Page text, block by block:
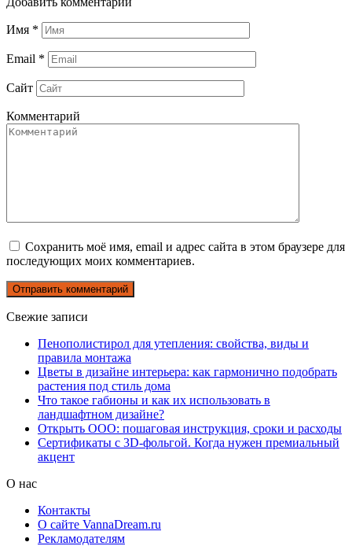
Имя *
Email *
Сайт
Комментарий
Сохранить моё имя, email и адрес сайта в этом браузере для
последующих моих комментариев.
Свежие записи
Пенополистирол для утепления: свойства, виды и
правила монтажа
Цветы в дизайне интерьера: как гармонично подобрать
растения под стиль дома
Что такое габионы и как их использовать в
ландшафтном дизайне?
Открыть ООО: пошаговая инструкция, сроки и расходы
Сертификаты с 3D-фольгой. Когда нужен премиальный
акцент
О нас
Контакты
О сайте VannaDream.ru
Рекламодателям